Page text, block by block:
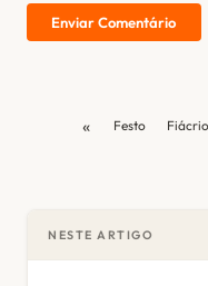
Enviar Comentário
« Festo Fiácrio
NESTE ARTIGO